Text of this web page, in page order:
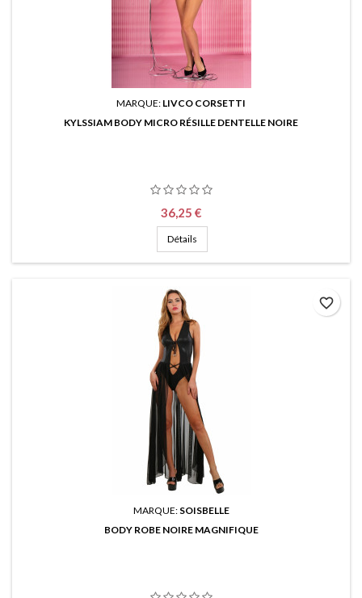
MARQUE: LIVCO CORSETTI
KYLSSIAM BODY MICRO RÉSILLE DENTELLE NOIRE
Prix
36,25 €
Détails
MARQUE: SOISBELLE
BODY ROBE NOIRE MAGNIFIQUE
favorite_border